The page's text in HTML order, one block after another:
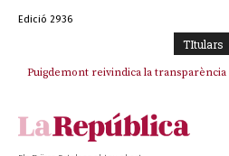
Edició 2936
TItulars
Puigdemont reivindica la